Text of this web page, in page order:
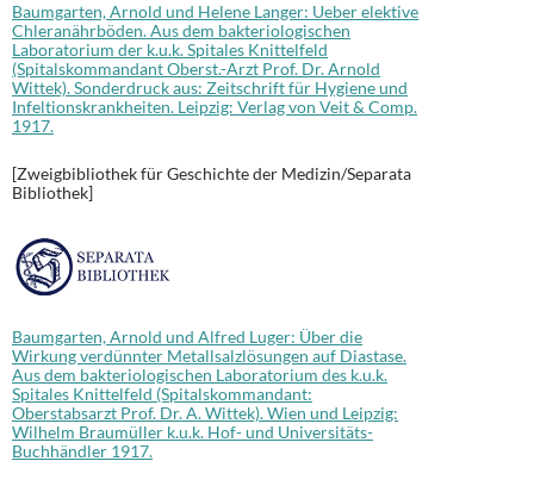
Baumgarten, Arnold und Helene Langer: Ueber elektive
Chleranährböden. Aus dem bakteriologischen
Laboratorium der k.u.k. Spitales Knittelfeld
(Spitalskommandant Oberst.-Arzt Prof. Dr. Arnold
Wittek). Sonderdruck aus: Zeitschrift für Hygiene und
Infeltionskrankheiten. Leipzig: Verlag von Veit & Comp.
1917.
[Zweigbibliothek für Geschichte der Medizin/Separata
Bibliothek]
Baumgarten, Arnold und Alfred Luger: Über die
Wirkung verdünnter Metallsalzlösungen auf Diastase.
Aus dem bakteriologischen Laboratorium des k.u.k.
Spitales Knittelfeld (Spitalskommandant:
Oberstabsarzt Prof. Dr. A. Wittek). Wien und Leipzig:
Wilhelm Braumüller k.u.k. Hof- und Universitäts-
Buchhändler 1917.